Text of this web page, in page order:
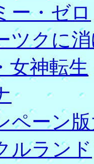
ー・ゼロ
ツクに
女神転生
ペーン
ルランド